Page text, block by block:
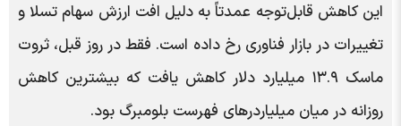
این کاهش قابل‌توجه عمدتاً به دلیل افت ارزش سهام تسلا و
تغییرات در بازار فناوری رخ داده است. فقط در روز قبل، ثروت
ماسک ۱۳.۹ میلیارد دلار کاهش یافت که بیشترین کاهش
روزانه در میان میلیاردر‌های فهرست بلومبرگ بود.